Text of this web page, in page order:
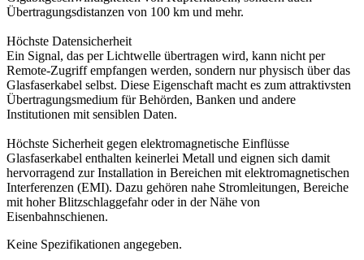
Übertragungsdistanzen von 100 km und mehr.
Höchste Datensicherheit
Ein Signal, das per Lichtwelle übertragen wird, kann nicht per
Remote-Zugriff empfangen werden, sondern nur physisch über das
Glasfaserkabel selbst. Diese Eigenschaft macht es zum attraktivsten
Übertragungsmedium für Behörden, Banken und andere
Institutionen mit sensiblen Daten.
Höchste Sicherheit gegen elektromagnetische Einflüsse
Glasfaserkabel enthalten keinerlei Metall und eignen sich damit
hervorragend zur Installation in Bereichen mit elektromagnetischen
Interferenzen (EMI). Dazu gehören nahe Stromleitungen, Bereiche
mit hoher Blitzschlaggefahr oder in der Nähe von
Eisenbahnschienen.
Keine Spezifikationen angegeben.